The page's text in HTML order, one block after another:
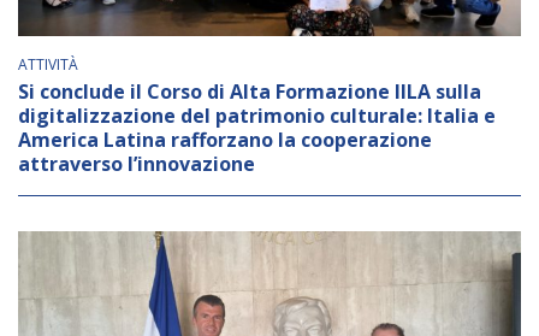
ATTIVITÀ
Si conclude il Corso di Alta Formazione IILA sulla
digitalizzazione del patrimonio culturale: Italia e
America Latina rafforzano la cooperazione
attraverso l’innovazione